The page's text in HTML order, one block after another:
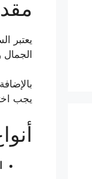
يعتبر
يجب